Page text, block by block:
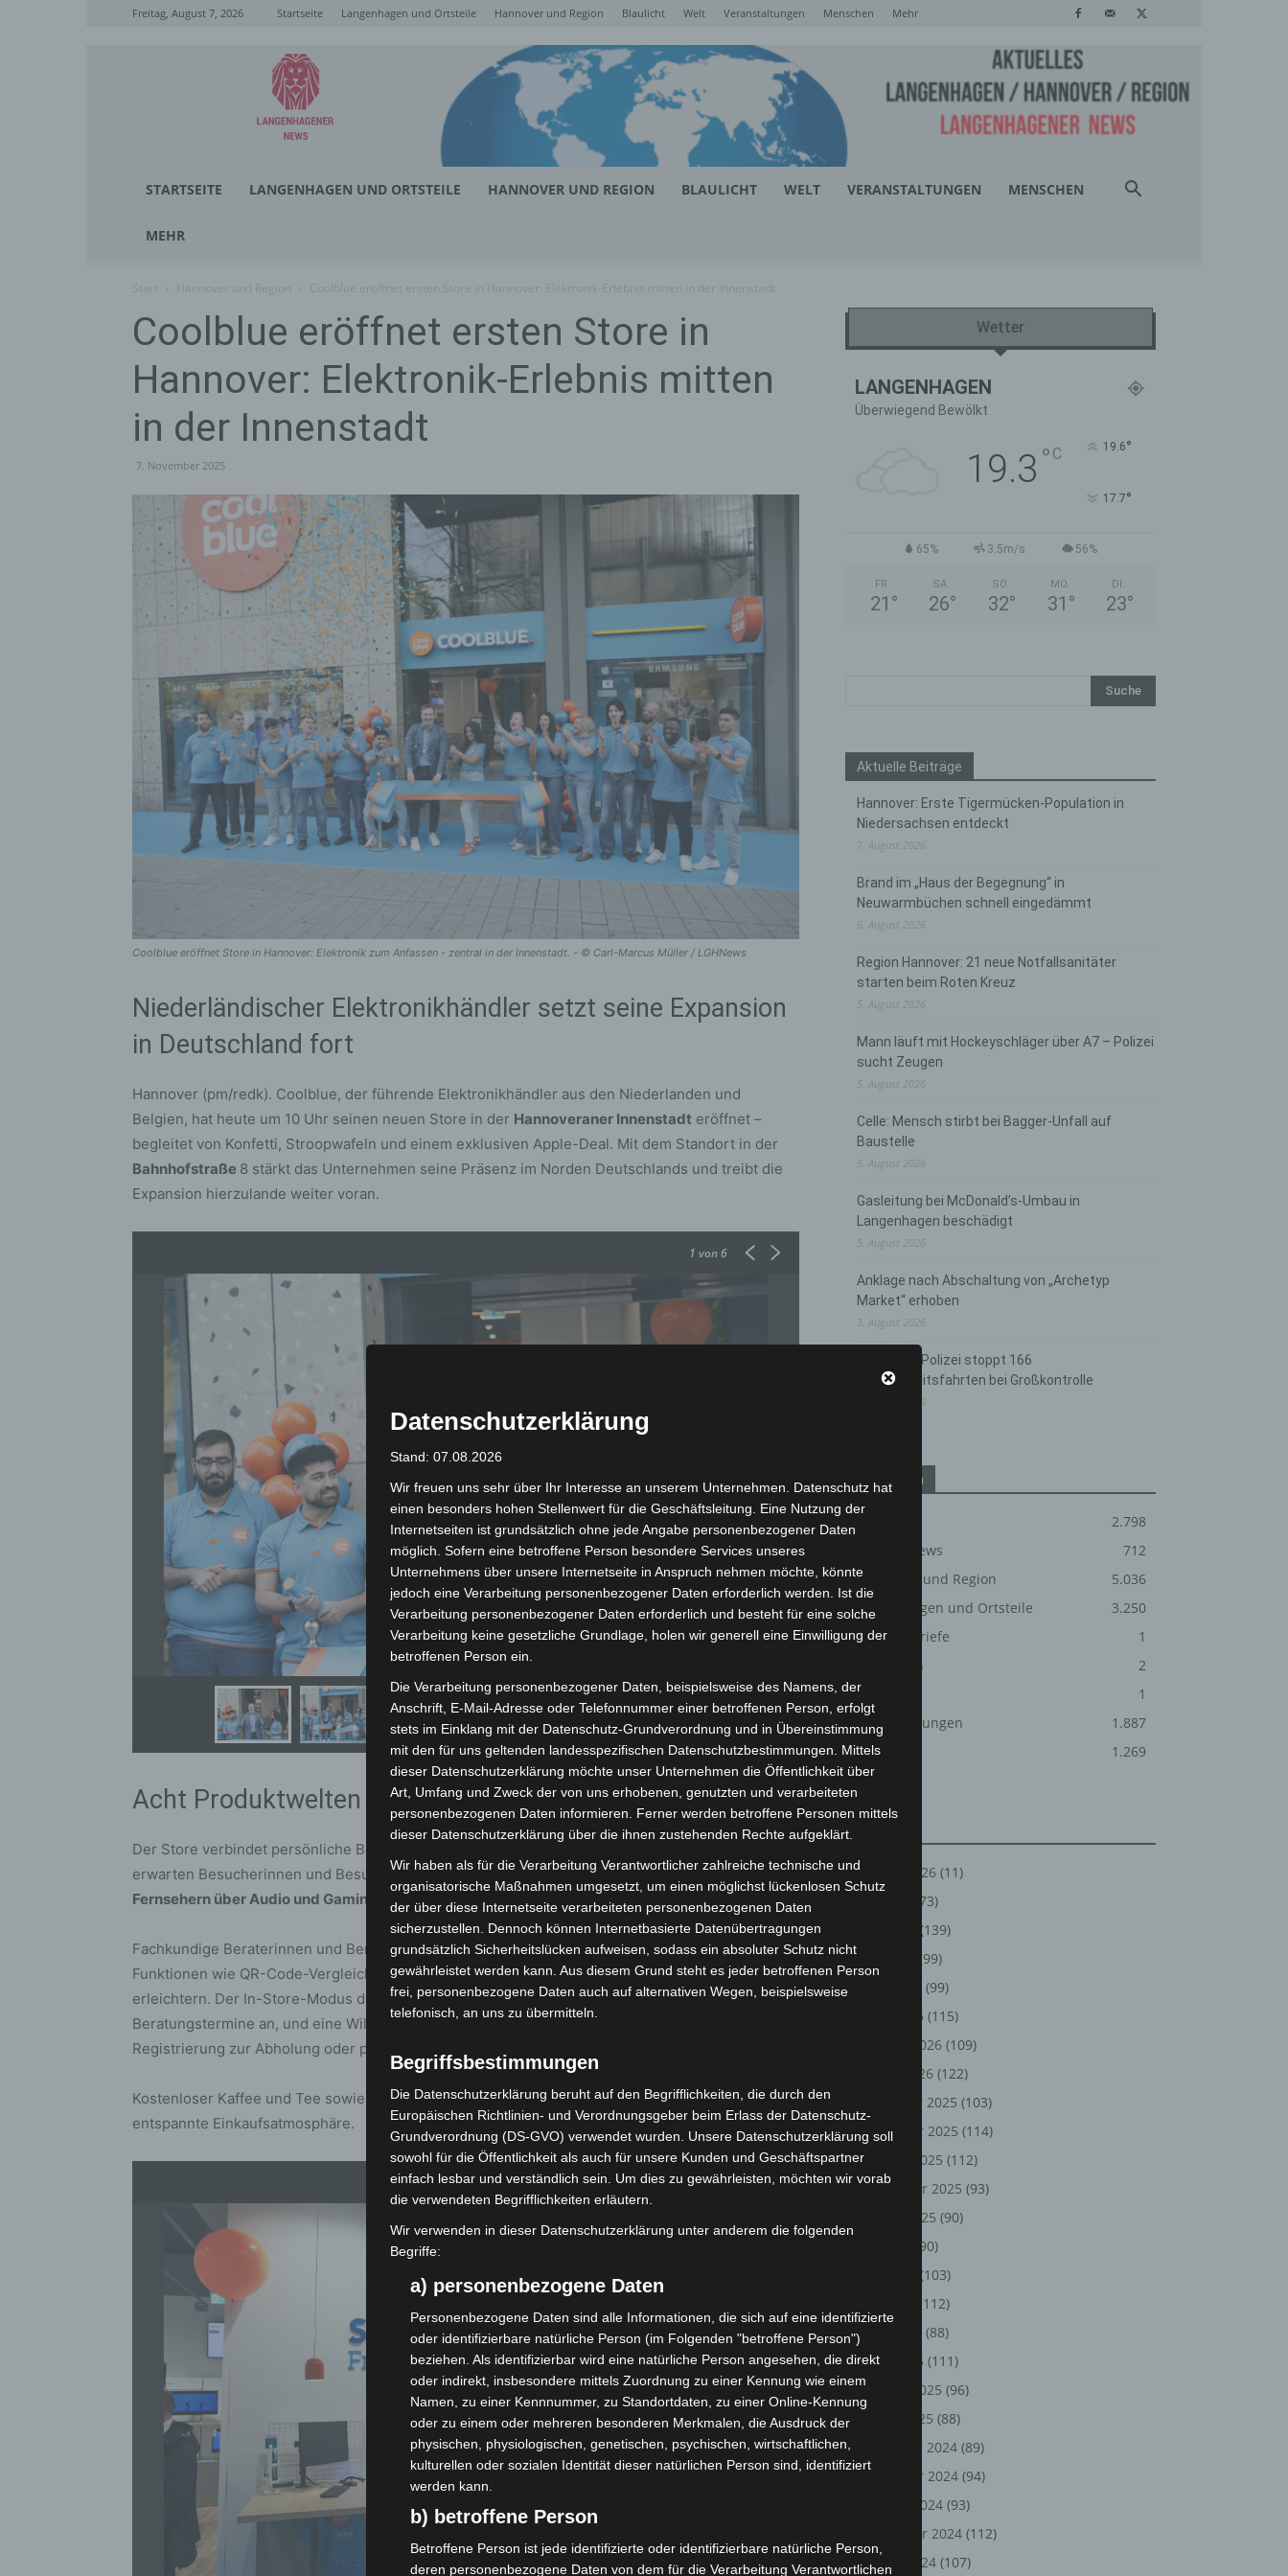
Freitag, August 7, 2026 Startseite Langenhagen und Ortsteile Hannover und Region Blaulicht Welt Veranstaltungen Menschen Mehr
Langenhagener
News
STARTSEITE LANGENHAGEN UND ORTSTEILE HANNOVER UND REGION BLAULICHT WELT VERANSTALTUNGEN MENSCHEN
MEHR
Coolblue eröffnet ersten Store in
Hannover: Elektronik-Erlebnis mitten
in der Innenstadt
7. November 2025
Coolblue eröffnet Store in Hannover: Elektronik zum Anfassen - zentral in der Innenstadt. - © Carl-Marcus Müller / LGHNews
Niederländischer Elektronikhändler setzt seine Expansion
in Deutschland fort
Hannover (pm/redk). Coolblue, der führende Elektronikhändler aus den Niederlanden und
Belgien, hat heute um 10 Uhr seinen neuen Store in der Hannoveraner Innenstadt eröffnet –
begleitet von Konfetti, Stroopwafeln und einem exklusiven Apple-Deal. Mit dem Standort in der
Bahnhofstraße 8 stärkt das Unternehmen seine Präsenz im Norden Deutschlands und treibt die
Expansion hierzulande weiter voran.
1 von 6
Coolblue eröffnet Store in Hannover: Elektronik zum Anfassen - zentral in der
Acht Produktwelten auf zwei Etagen
Der Store verbindet persönliche Beratung mit digitalen Services. Auf 1.274 Quadratmetern
erwarten Besucherinnen und Besucher acht Themenwelten – vonSmartphones, Laptops und
Fernsehern über Audio und Gaming bis zu Haushaltsgeräten
Fachkundige Beraterinnen und Berater unterstützen bei der Produktauswahl, während digitale
Funktionen wie QR-Code-Vergleiche oder Virtual-Reality-Anwendungen die Entscheidung
erleichtern. Der In-Store-Modus der Coolblue App meldet Kund*innen automatisch für
Beratungstermine an, und eine Willkommenssäule am Eingang ermöglicht eine schnelle
Registrierung zur Abholung oder persönlichen Beratung.
Kostenloser Kaffee und Tee sowie eine Spielecke für Kinder sorgen zusätzlich für eine
entspannte Einkaufsatmosphäre.
1von 4
Wetter
LANGENHAGEN
Überwiegend Bewölkt
19.3 ° C 19.6°
17.7°
65% 3.5m/s 56%
FR.
21 °
SA.
26°
SO.
32°
MO.
31 °
DI.
23°
Aktuelle Beiträge
Hannover: Erste Tigermücken-Population in
Niedersachsen entdeckt
7. August 2026
Brand im „Haus der Begegnung“ in
Neuwarmbüchen schnell eingedämmt
6. August 2026
Region Hannover: 21 neue Notfallsanitäter
starten beim Roten Kreuz
5. August 2026
Mann läuft mit Hockeyschläger über A7 – Polizei
sucht Zeugen
5. August 2026
Celle: Mensch stirbt bei Bagger-Unfall auf
Baustelle
5. August 2026
Gasleitung bei McDonald’s-Umbau in
Langenhagen beschädigt
5. August 2026
Anklage nach Abschaltung von „Archetyp
Market“ erhoben
3. August 2026
Hannover: Polizei stoppt 166
Trunkenheitsfahrten bei Großkontrolle
Kategorien
2.798
Corona-News
712
Hannover und Region
5.036
Langenhagen und Ortsteile
3.250
Leserbriefe
1
Menschen
2
Über uns
1
Veranstaltungen
1.887
Welt
1.269
August 2026 (11)
(73)
(139)
(99)
(99)
März 2026 (115)
Februar 2026 (109)
Januar 2026 (122)
Dezember 2025 (103)
November 2025 (114)
Oktober 2025 (112)
September 2025 (93)
August 2025 (90)
(90)
(103)
(112)
April 2025
(88)
März 2025 (111)
Februar 2025 (96)
Januar 2025 (88)
Dezember 2024 (89)
November 2024 (94)
Oktober 2024 (93)
September 2024 (112)
August 2024 (107)
Datenschutzerklärung
Stand: 07.08.2026
Wir freuen uns sehr über Ihr Interesse an unserem Unternehmen. Datenschutz hat
einen besonders hohen Stellenwert für die Geschäftsleitung. Eine Nutzung der
Internetseiten ist grundsätzlich ohne jede Angabe personenbezogener Daten
möglich. Sofern eine betroffene Person besondere Services unseres
Unternehmens über unsere Internetseite in Anspruch nehmen möchte, könnte
jedoch eine Verarbeitung personenbezogener Daten erforderlich werden. Ist die
Verarbeitung personenbezogener Daten erforderlich und besteht für eine solche
Verarbeitung keine gesetzliche Grundlage, holen wir generell eine Einwilligung der
betroffenen Person ein.
Die Verarbeitung personenbezogener Daten, beispielsweise des Namens, der
Anschrift, E-Mail-Adresse oder Telefonnummer einer betroffenen Person, erfolgt
stets im Einklang mit der Datenschutz-Grundverordnung und in Übereinstimmung
mit den für uns geltenden landesspezifischen Datenschutzbestimmungen. Mittels
dieser Datenschutzerklärung möchte unser Unternehmen die Öffentlichkeit über
Art, Umfang und Zweck der von uns erhobenen, genutzten und verarbeiteten
personenbezogenen Daten informieren. Ferner werden betroffene Personen mittels
dieser Datenschutzerklärung über die ihnen zustehenden Rechte aufgeklärt.
Wir haben als für die Verarbeitung Verantwortlicher zahlreiche technische und
organisatorische Maßnahmen umgesetzt, um einen möglichst lückenlosen Schutz
der über diese Internetseite verarbeiteten personenbezogenen Daten
sicherzustellen. Dennoch können Internetbasierte Datenübertragungen
grundsätzlich Sicherheitslücken aufweisen, sodass ein absoluter Schutz nicht
gewährleistet werden kann. Aus diesem Grund steht es jeder betroffenen Person
frei, personenbezogene Daten auch auf alternativen Wegen, beispielsweise
telefonisch, an uns zu übermitteln.
Begriffsbestimmungen
Die Datenschutzerklärung beruht auf den Begrifflichkeiten, die durch den
Europäischen Richtlinien- und Verordnungsgeber beim Erlass der Datenschutz-
Grundverordnung (DS-GVO) verwendet wurden. Unsere Datenschutzerklärung soll
sowohl für die Öffentlichkeit als auch für unsere Kunden und Geschäftspartner
einfach lesbar und verständlich sein. Um dies zu gewährleisten, möchten wir vorab
die verwendeten Begrifflichkeiten erläutern.
Wir verwenden in dieser Datenschutzerklärung unter anderem die folgenden
Begriffe:
a) personenbezogene Daten
Personenbezogene Daten sind alle Informationen, die sich auf eine identifizierte
oder identifizierbare natürliche Person (im Folgenden "betroffene Person")
beziehen. Als identifizierbar wird eine natürliche Person angesehen, die direkt
oder indirekt, insbesondere mittels Zuordnung zu einer Kennung wie einem
Namen, zu einer Kennnummer, zu Standortdaten, zu einer Online-Kennung
oder zu einem oder mehreren besonderen Merkmalen, die Ausdruck der
physischen, physiologischen, genetischen, psychischen, wirtschaftlichen,
kulturellen oder sozialen Identität dieser natürlichen Person sind, identifiziert
werden kann.
b) betroffene Person
Betroffene Person ist jede identifizierte oder identifizierbare natürliche Person,
deren personenbezogene Daten von dem für die Verarbeitung Verantwortlichen